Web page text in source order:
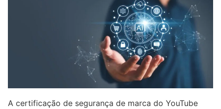
A certificação de segurança de marca do YouTube